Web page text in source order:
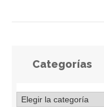
Categorías